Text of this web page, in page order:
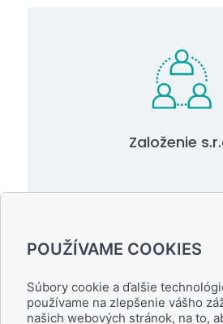
POUŽÍVAME COOKIES
Súbory cookie a ďalšie
používame na zlepšenie vášho
našich webových stránok, na to,
Založenie
PRIDAŤ DO KOŠÍKA